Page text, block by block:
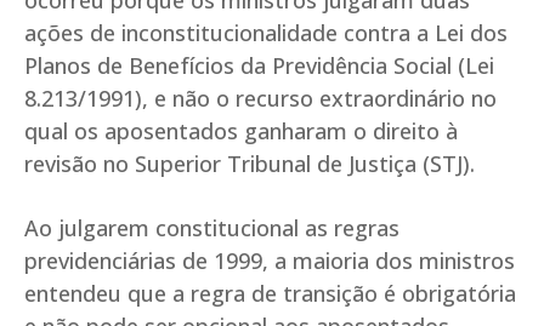
ações de inconstitucionalidade contra a Lei dos
Planos de Benefícios da Previdência Social (Lei
8.213/1991), e não o recurso extraordinário no
qual os aposentados ganharam o direito à
revisão no Superior Tribunal de Justiça (STJ).
Ao julgarem constitucional as regras
previdenciárias de 1999, a maioria dos ministros
entendeu que a regra de transição é obrigatória